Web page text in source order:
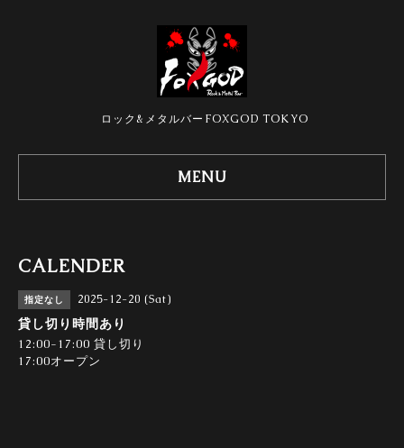
ロック&メタルバーFOXGOD TOKYO
MENU
CALENDER
指定なし 2025-12-20 (Sat)
貸し切り時間あり
12:00-17:00 貸し切り
17:00オープン